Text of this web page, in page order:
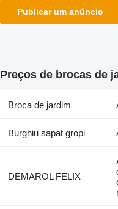
Publicar um anúncio
Preços de brocas de
Broca de jardim
Burghiu sapat gropi
DEMAROL FELIX